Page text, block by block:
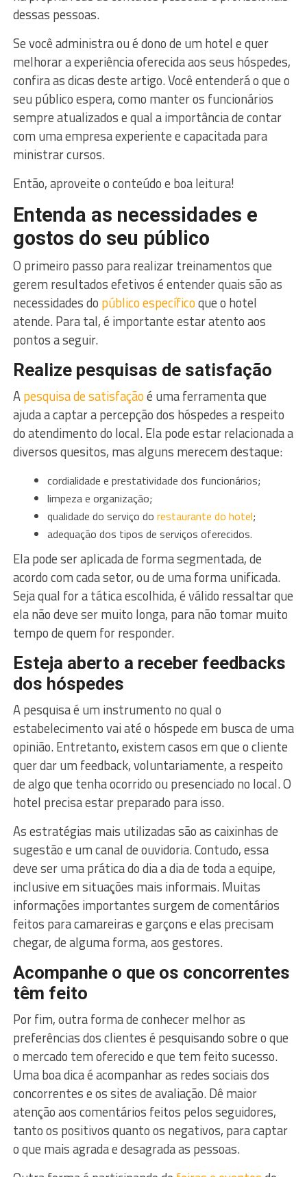
dessas pessoas.
Se você administra ou é dono de um hotel e quer
melhorar a experiência oferecida aos seus hóspedes,
confira as dicas deste artigo. Você entenderá o que o
seu público espera, como manter os funcionários
sempre atualizados e qual a importância de contar
com uma empresa experiente e capacitada para
ministrar cursos.
Então, aproveite o conteúdo e boa leitura!
Entenda as necessidades e
gostos do seu público
O primeiro passo para realizar treinamentos que
gerem resultados efetivos é entender quais são as
necessidades do público específicoque o hotel
atende. Para tal, é importante estar atento aos
pontos a seguir.
Realize pesquisas de satisfação
Apesquisa de satisfaçãoé uma ferramenta que
ajuda a captar a percepção dos hóspedes a respeito
do atendimento do local. Ela pode estar relacionada a
diversos quesitos, mas alguns merecem destaque:
cordialidade e prestatividade dos funcionários;
limpeza e organização;
qualidade do serviço do restaurante do hotel;
adequação dos tipos de serviços oferecidos.
Ela pode ser aplicada de forma segmentada, de
acordo com cada setor, ou de uma forma unificada.
Seja qual for a tática escolhida, é válido ressaltar que
ela não deve ser muito longa, para não tomar muito
tempo de quem for responder.
Esteja aberto a receber feedbacks
dos hóspedes
A pesquisa é um instrumento no qual o
estabelecimento vai até o hóspede em busca de uma
opinião. Entretanto, existem casos em que o cliente
quer dar um feedback, voluntariamente, a respeito
de algo que tenha ocorrido ou presenciado no local. O
hotel precisa estar preparado para isso.
As estratégias mais utilizadas são as caixinhas de
sugestão e um canal de ouvidoria. Contudo, essa
deve ser uma prática do dia a dia de toda a equipe,
inclusive em situações mais informais. Muitas
informações importantes surgem de comentários
feitos para camareiras e garçons e elas precisam
chegar, de alguma forma, aos gestores.
Acompanhe o que os concorrentes
têm feito
Por fim, outra forma de conhecer melhor as
preferências dos clientes é pesquisando sobre o que
o mercado tem oferecido e que tem feito sucesso.
Uma boa dica é acompanhar as redes sociais dos
concorrentes e os sites de avaliação. Dê maior
atenção aos comentários feitos pelos seguidores,
tanto os positivos quanto os negativos, para captar
o que mais agrada e desagrada as pessoas.